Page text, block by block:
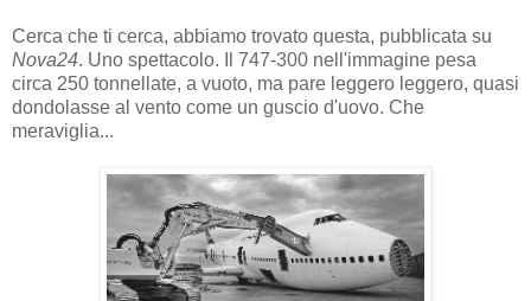
Cerca che ti cerca, abbiamo trovato questa, pubblicata su
Nova24. Uno spettacolo. Il 747-300 nell'immagine pesa
circa 250 tonnellate, a vuoto, ma pare leggero leggero, quasi
dondolasse al vento come un guscio d'uovo. Che
meraviglia...